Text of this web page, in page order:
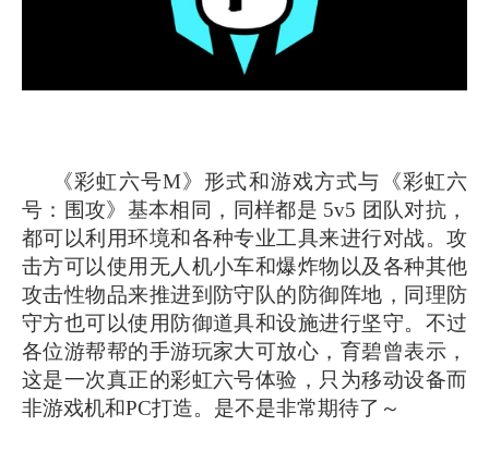
《彩虹六号M》形式和游戏方式与《彩虹六
号：围攻》基本相同，同样都是 5v5 团队对抗，
都可以利用环境和各种专业工具来进行对战。攻
击方可以使用无人机小车和爆炸物以及各种其他
攻击性物品来推进到防守队的防御阵地，同理防
守方也可以使用防御道具和设施进行坚守。不过
各位游帮帮的手游玩家大可放心，育碧曾表示，
这是一次真正的彩虹六号体验，只为移动设备而
非游戏机和PC打造。是不是非常期待了～